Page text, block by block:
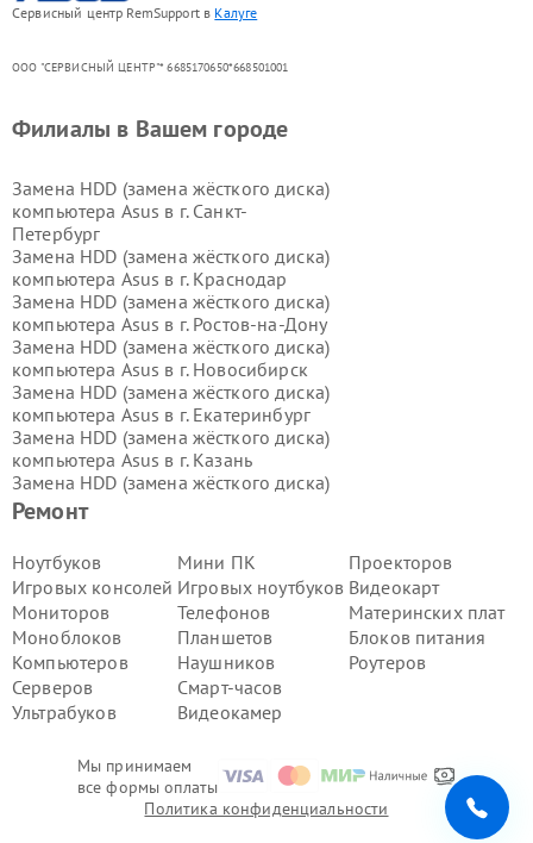
Сервисный центр RemSupport в Калуге
ООО "СЕРВИСНЫЙ ЦЕНТР"* 6685170650*668501001
Мы принимаем
все формы оплаты
Ремонт
Ноутбуков
Игровых консолей
Мониторов
Моноблоков
Компьютеров
Серверов
Ультрабуков
Мини ПК
Игровых ноутбуков
Телефонов
Планшетов
Наушников
Смарт-часов
Видеокамер
Проекторов
Видеокарт
Материнских плат
Блоков питания
Роутеров
Филиалы в Вашем городе
Замена HDD (замена жёсткого диска)
компьютера Asus в г. Санкт-
Петербург
Замена HDD (замена жёсткого диска)
компьютера Asus в г. Краснодар
Замена HDD (замена жёсткого диска)
компьютера Asus в г. Ростов-на-Дону
Замена HDD (замена жёсткого диска)
компьютера Asus в г. Новосибирск
Замена HDD (замена жёсткого диска)
компьютера Asus в г. Екатеринбург
Замена HDD (замена жёсткого диска)
компьютера Asus в г. Казань
Замена HDD (замена жёсткого диска)
компьютера Asus в г.
компьютера Asus в г. Волгоград
Замена HDD (замена жёсткого диска)
компьютера Asus в г.Самара
Замена HDD (замена жёсткого диска)
компьютера Asus в г.Пермь
Замена HDD (замена жёсткого диска)
компьютера Asus в г.Красноярск
Замена HDD (замена жёсткого диска)
Замена HDD (замена жёсткого диска)
компьютера Asus в г.
Челябинск
Замена HDD (замена жёсткого диска)
компьютера Asus в г.Тюмень
Политика конфиденциальности